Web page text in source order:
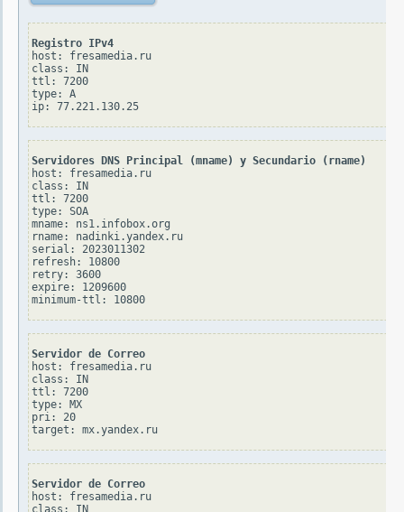
Registro IPv4
host: fresamedia.ru
class: IN
ttl: 7200
type: A
Servidores DNS Principal (mname) y Secundario (rname)
host: fresamedia.ru
class: IN
ttl: 7200
type: SOA
mname: ns1.infobox.org
rname: nadinki.yandex.ru
serial: 2023011302
refresh: 10800
retry: 3600
expire: 1209600
Servidor de Correo
host: fresamedia.ru
class: IN
ttl: 7200
type: MX
pri: 20
Servidor de Correo
host: fresamedia.ru